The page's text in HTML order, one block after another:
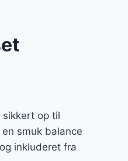
op til
smuk balance
inkluderet fra